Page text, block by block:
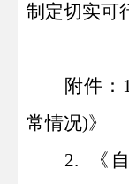
制定切实可
附件：
常情况)》
2.
《